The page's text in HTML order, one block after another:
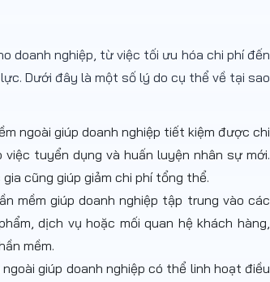
doanh nghiệp, từ việc tối ưu hóa chi phí đến
Dưới đây là một số lý do cụ thể về tại sao
ngoài giúp doanh nghiệp tiết kiệm được chi
tuyển dụng và huấn luyện nhân sự mới.
cũng giúp giảm chi phí tổng thể.
mềm giúp doanh nghiệp tập trung vào các
dịch vụ hoặc mối quan hệ khách hàng,
mềm.
giúp doanh nghiệp có thể linh hoạt điều